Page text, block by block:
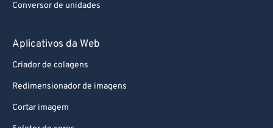
Conversor de unidades
Aplicativos da Web
Criador de colagens
Redimensionador de imagens
Cortar imagem